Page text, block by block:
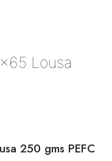
Lousa
250 gms PEFC